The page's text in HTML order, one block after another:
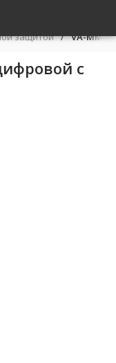
защитой / VA-ММ42
с